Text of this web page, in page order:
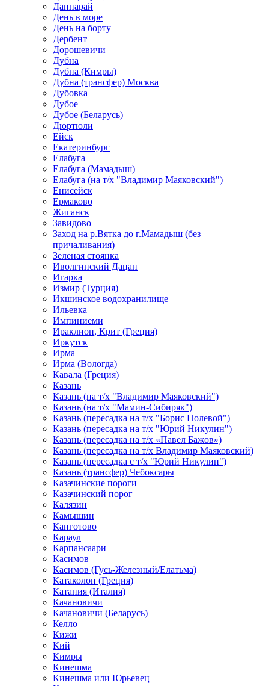
Даппарай
День в море
День на борту
Дербент
Дорошевичи
Дубна
Дубна (Кимры)
Дубна (трансфер) Москва
Дубовка
Дубое
Дубое (Беларусь)
Дюртюли
Ейск
Екатеринбург
Елабуга
Елабуга (Мамадыш)
Елабуга (на т/х "Владимир Маяковский")
Енисейск
Ермаково
Жиганск
Завидово
Заход на р.Вятка до г.Мамадыш (без
причаливания)
Зеленая стоянка
Иволгинский Дацан
Игарка
Измир (Турция)
Икшинское водохранилище
Ильевка
Импиниеми
Ираклион, Крит (Греция)
Иркутск
Ирма
Ирма (Вологда)
Кавала (Греция)
Казань
Казань (на т/х "Владимир Маяковский")
Казань (на т/х "Мамин-Сибиряк")
Казань (пересадка на т/х "Борис Полевой")
Казань (пересадка на т/х "Юрий Никулин")
Казань (пересадка на т/х «Павел Бажов»)
Казань (пересадка на т/х Владимир Маяковский)
Казань (пересадка с т/х "Юрий Никулин")
Казань (трансфер) Чебоксары
Казачинские пороги
Казачинский порог
Калязин
Камышин
Канготово
Караул
Карпансаари
Касимов
Касимов (Гусь-Железный/Елатьма)
Катаколон (Греция)
Катания (Италия)
Качановичи
Качановичи (Беларусь)
Келло
Кижи
Кий
Кимры
Кинешма
Кинешма или Юрьевец